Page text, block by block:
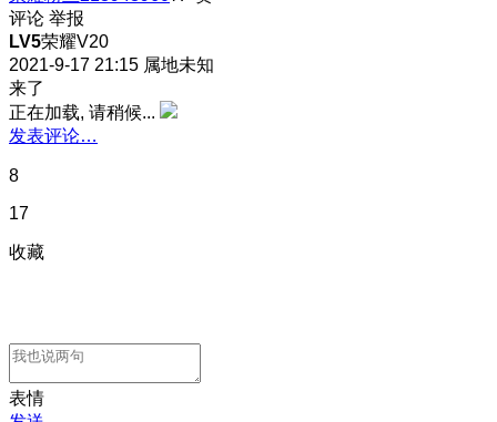
评论 举报
LV5荣耀V20
2021-9-17 21:15 属地未知
来了
正在加载, 请稍候...
发表评论…
8
17
收藏
表情